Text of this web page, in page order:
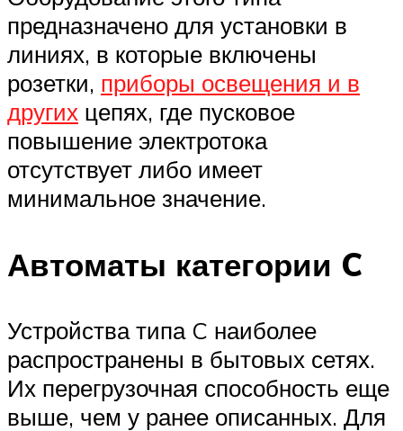
предназначено для установки в
линиях, в которые включены
розетки, приборы освещения и в
других цепях, где пусковое
повышение электротока
отсутствует либо имеет
минимальное значение.
Автоматы категории C
Устройства типа C наиболее
распространены в бытовых сетях.
Их перегрузочная способность еще
выше, чем у ранее описанных. Для